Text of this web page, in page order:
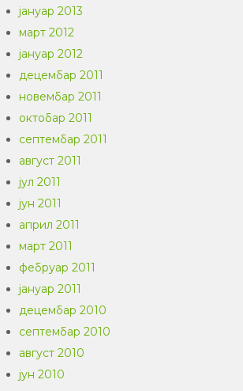
јануар 2013
март 2012
јануар 2012
децембар 2011
новембар 2011
октобар 2011
септембар 2011
август 2011
јул 2011
јун 2011
април 2011
март 2011
фебруар 2011
јануар 2011
децембар 2010
септембар 2010
август 2010
јун 2010